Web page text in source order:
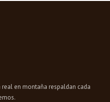
en montaña respaldan cada